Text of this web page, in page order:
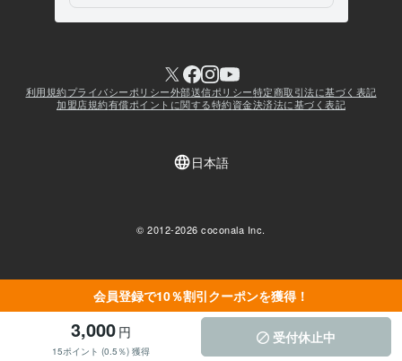
会員登録で10％割引クーポンを獲得！
3,000 円
15ポイント (0.5％) 獲得
受付休止中